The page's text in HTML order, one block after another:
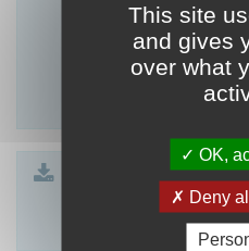
This site
and gives
over what
OK,
Deny
Lien vers les
Article R.4127-88 du code
Formulaire article 88| 23 Ko
Formulaire article 88 SCP |
Formulaire article 88 SEL|